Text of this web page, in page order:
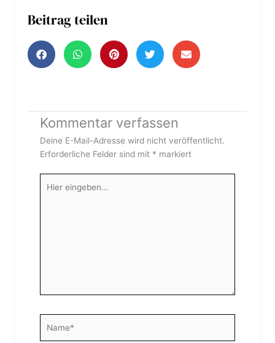
Beitrag teilen
Kommentar verfassen
Deine E-Mail-Adresse wird nicht veröffentlicht.
Erforderliche Felder sind mit * markiert
eingeben…